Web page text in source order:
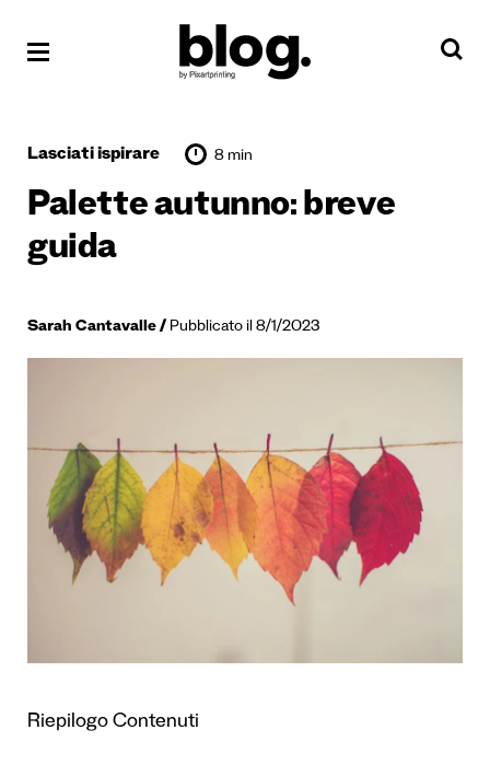
Lasciati ispirare 8 min
Palette autunno: breve
guida
Sarah Cantavalle Pubblicato il 8/1/2023
Riepilogo Contenuti